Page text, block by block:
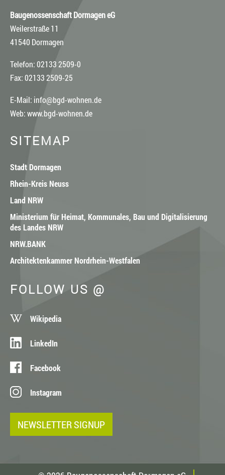
Baugenossenschaft Dormagen eG
Weilerstraße 11
41540 Dormagen
Telefon: 02133 2509-0
Fax: 02133 2509-25
E-Mail: info@bgd-wohnen.de
Web:www.bgd-wohnen.de
SITEMAP
Stadt Dormagen
Rhein-Kreis Neuss
Land NRW
Ministerium für Heimat, Kommunales, Bau und Digitalisierung
des Landes NRW
NRW.BANK
Architektenkammer Nordrhein-Westfalen
FOLLOW US @
Wikipedia
LinkedIn
Facebook
Instagram
NEWSLETTER SIGNUP